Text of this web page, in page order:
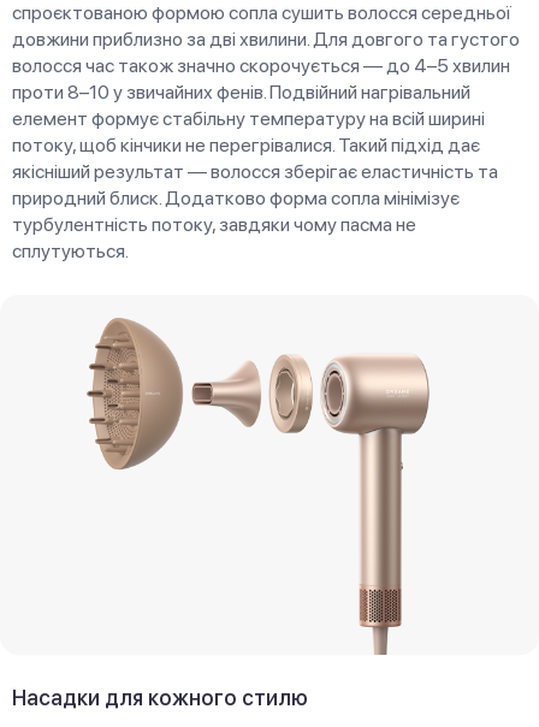
спроєктованою формою сопла сушить волосся середньої
довжини приблизно за дві хвилини. Для довгого та густого
волосся час також значно скорочується — до 4–5 хвилин
проти 8–10 у звичайних фенів. Подвійний нагрівальний
елемент формує стабільну температуру на всій ширині
потоку, щоб кінчики не перегрівалися. Такий підхід дає
якісніший результат — волосся зберігає еластичність та
природний блиск. Додатково форма сопла мінімізує
турбулентність потоку, завдяки чому пасма не
сплутуються.
Насадки для кожного стилю